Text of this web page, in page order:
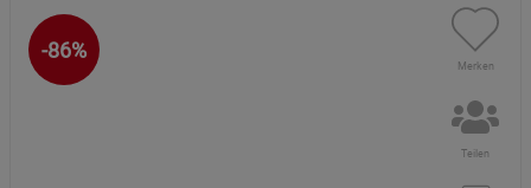
-86%
Merken
Teilen